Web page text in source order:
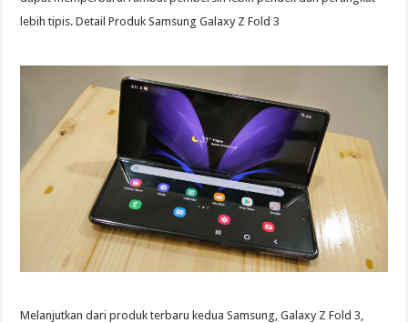
lebih tipis. Detail Produk Samsung Galaxy Z Fold 3
Melanjutkan dari produk terbaru kedua Samsung, Galaxy Z Fold 3,